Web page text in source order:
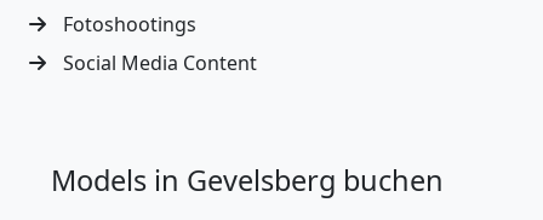
Fotoshootings
Social Media Content
Models in Gevelsberg buchen